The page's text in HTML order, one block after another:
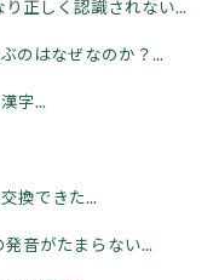
正しく認識されない...
のはなぜなのか？...
字...
換できた...
音がたまらない...